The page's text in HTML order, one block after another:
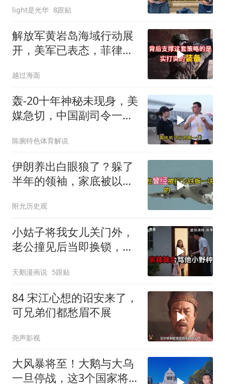
light是光华 8跟贴
解放军黄岩岛海域行动展
开，美军已表态，菲律宾
越过海面
轰-20十年神秘未现身，美
媒急切，中国副司令一句
陈腕特色体育解说
伊朗养出白眼狼了？躲了
半年的领袖，家底被以色
附允历史观
小姑子将我女儿关门外，
老公撞见后当即换锁，将
天鹅漫画说 5跟贴
84 宋江心想的诏安来了，
可兄弟们都愁眉不展
尧声影视
大风暴将至！大鹅与大乌
一旦停战，这3个国家将